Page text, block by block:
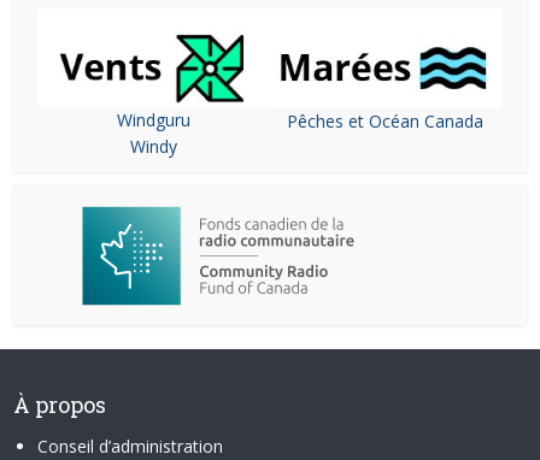
Windguru
Windy
Pêches et Océan Canada
À propos
Conseil d’administration